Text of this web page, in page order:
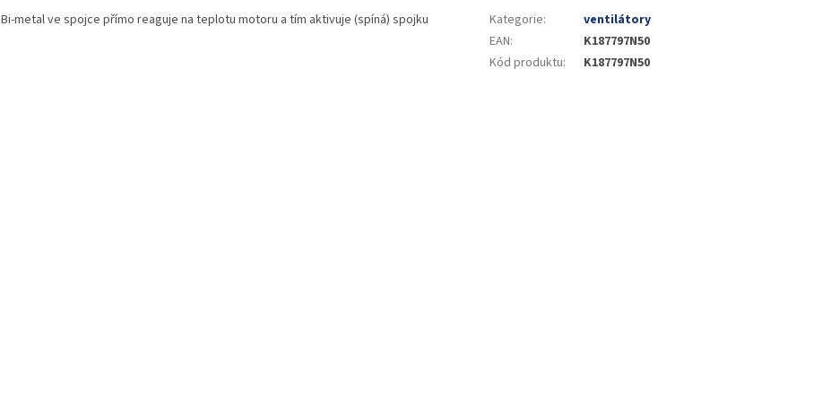
Bi-metal ve spojce přímo reaguje na teplotu motoru a tím aktivuje (spíná) spojku Kategorie:
ventilátory
EAN:
K187797N50
Kód produktu: K187797N50